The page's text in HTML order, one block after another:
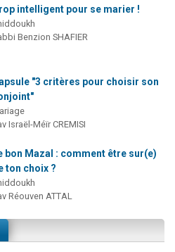
intelligent pour se marier !
Benzion SHAFIER
"3 critères pour choisir son
Israël-Méïr CREMISI
bon Mazal : comment être sur(e)
ton choix ?
Réouven ATTAL